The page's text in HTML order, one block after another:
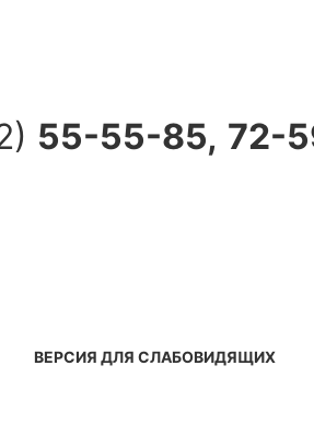
55-55-85, 72-
ВЕРСИЯ ДЛЯ СЛАБОВИДЯЩИХ